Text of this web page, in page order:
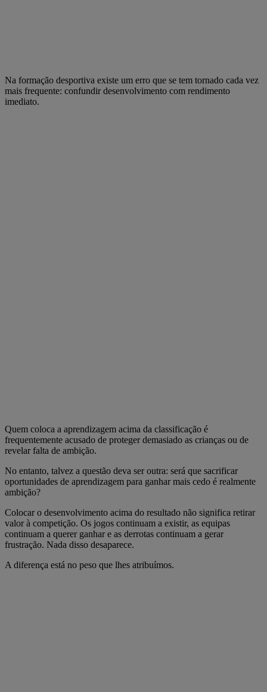
Na formação desportiva existe um erro que se tem tornado cada vez
mais frequente: confundir desenvolvimento com rendimento
imediato.
Quem coloca a aprendizagem acima da classificação é
frequentemente acusado de proteger demasiado as crianças ou de
revelar falta de ambição.
No entanto, talvez a questão deva ser outra: será que sacrificar
oportunidades de aprendizagem para ganhar mais cedo é realmente
ambição?
Colocar o desenvolvimento acima do resultado não significa retirar
valor à competição. Os jogos continuam a existir, as equipas
continuam a querer ganhar e as derrotas continuam a gerar
frustração. Nada disso desaparece.
A diferença está no peso que lhes atribuímos.